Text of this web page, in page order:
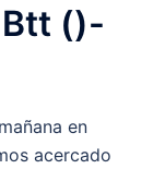
()-
en
acercado